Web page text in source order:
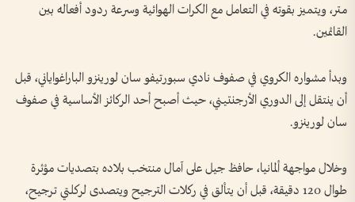
متر، ويتميز بقوته في التعامل مع الكرات الهوائية وسرعة ردود أفعاله بين
القائمين.
وبدأ مشواره الكروي في صفوف نادي سبورتيفو سان لورينزو الباراغواياني، قبل
أن ينتقل إلى الدوري الأرجنتيني، حيث أصبح أحد الركائز الأساسية في صفوف
سان لورينزو.
وخلال مواجهة ألمانيا، حافظ جيل على آمال منتخب بلاده بتصديات مؤثرة
طوال 120 دقيقة، قبل أن يتألق في ركلات الترجيح ويتصدى لركلتي ترجيح،